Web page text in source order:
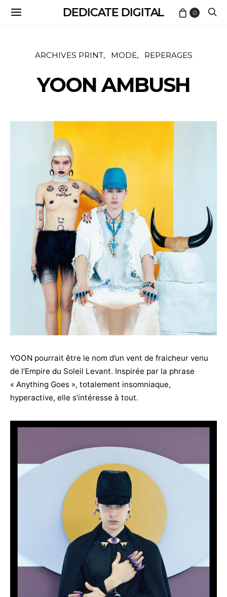
DEDICATE DIGITAL 0
ARCHIVES PRINT MODE REPERAGES
YOON AMBUSH
YOON pourrait être le nom d’un vent de fraicheur venu
de l’Empire du Soleil Levant. Inspirée par la phrase
« Anything Goes », totalement insomniaque,
hyperactive, elle s’intéresse à tout.